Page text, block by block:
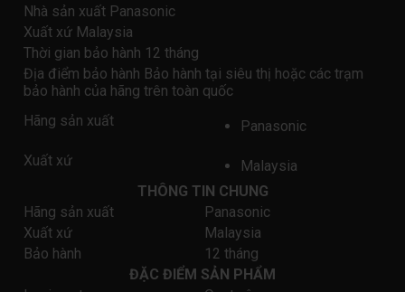
Nhà sản xuất Panasonic
Xuất xứ Malaysia
Thời gian bảo hành 12 tháng
Địa điểm bảo hành Bảo hành tại siêu thị hoặc các trạm
bảo hành của hãng trên toàn quốc
Hãng sản xuất
Panasonic
Xuất xứ
Malaysia
THÔNG TIN CHUNG
Hãng sản xuất
Panasonic
Xuất xứ
Malaysia
Bảo hành
12 tháng
ĐẶC ĐIỂM SẢN PHẨM